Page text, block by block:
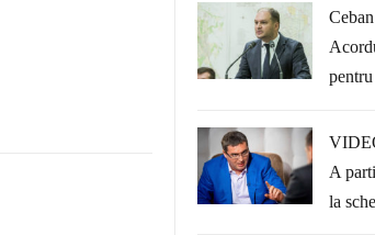
A
la